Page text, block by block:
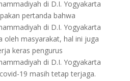
di D.I. Yogyakarta
pertanda bahwa
di D.I. Yogyakarta
oleh masyarakat, hal ini juga
keras pengurus
di D.I. Yogyakarta
19 masih tetap terjaga.